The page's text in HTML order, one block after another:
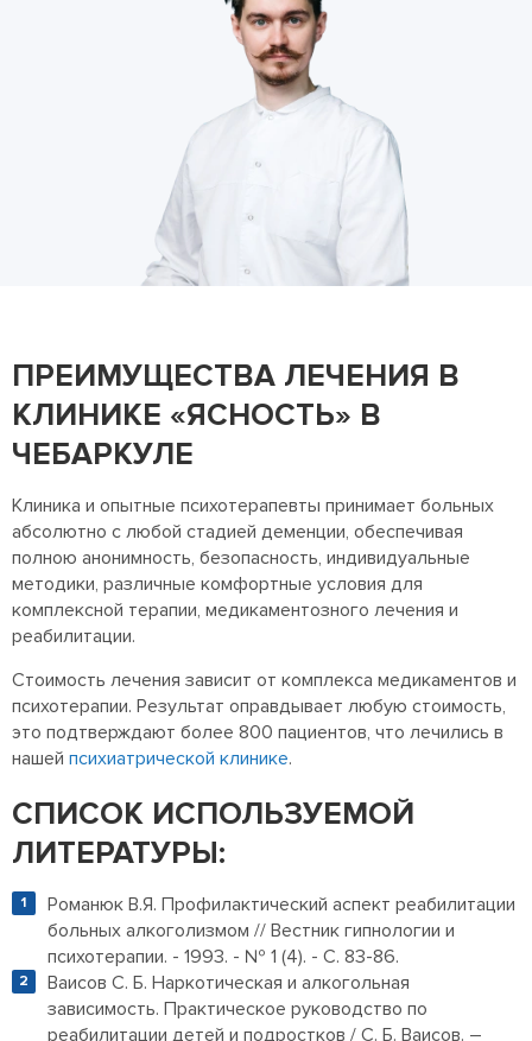
ПРЕИМУЩЕСТВА ЛЕЧЕНИЯ В
КЛИНИКЕ «ЯСНОСТЬ» В
ЧЕБАРКУЛЕ
Клиника и опытные психотерапевты принимает больных
абсолютно с любой стадией деменции, обеспечивая
полною анонимность, безопасность, индивидуальные
методики, различные комфортные условия для
комплексной терапии, медикаментозного лечения и
реабилитации.
Стоимость лечения зависит от комплекса медикаментов и
психотерапии. Результат оправдывает любую стоимость,
это подтверждают более 800 пациентов, что лечились в
нашей психиатрической клинике.
СПИСОК ИСПОЛЬЗУЕМОЙ
ЛИТЕРАТУРЫ:
Романюк В.Я. Профилактический аспект реабилитации
больных алкоголизмом // Вестник гипнологии и
психотерапии. - 1993. - № 1 (4). - С. 83-86.
Ваисов С. Б. Наркотическая и алкогольная
зависимость. Практическое руководство по
реабилитации детей и подростков / С. Б. Ваисов. –